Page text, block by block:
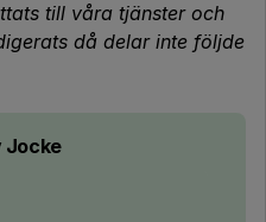
till våra tjänster och
då delar inte följde
Jocke